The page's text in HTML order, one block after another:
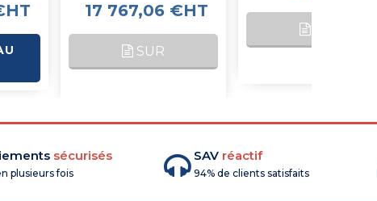
17 767,06 €HT
SUR
sécurisés
plusieurs fois
SAV réactif
94% de clients satisfaits